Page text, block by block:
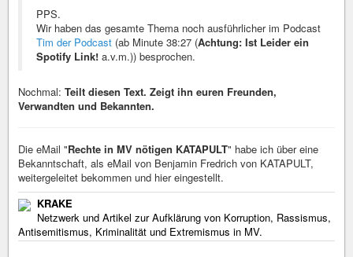
PPS.
Wir haben das gesamte Thema noch ausführlicher im Podcast
Tim der Podcast (ab Minute 38:27 (Achtung: Ist Leider ein
Spotify Link! a.v.m.)) besprochen.
Nochmal: Teilt diesen Text. Zeigt ihn euren Freunden,
Verwandten und Bekannten.
Die eMail "Rechte in MV nötigen KATAPULT" habe ich über eine
Bekanntschaft, als eMail von Benjamin Fredrich von KATAPULT,
weitergeleitet bekommen und hier eingestellt.
KRAKE
Netzwerk und Artikel zur Aufklärung von Korruption, Rassismus,
Antisemitismus, Kriminalität und Extremismus in MV.